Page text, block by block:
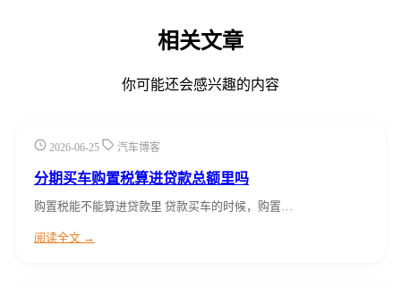
相关文章
你可能还会感兴趣的内容
2026-06-25 汽车博客
分期买车购置税算进贷款总额里吗
购置税能不能算进贷款里 贷款买车的时候，购置…
阅读全文 →